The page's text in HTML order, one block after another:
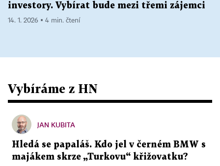
investory. Vybírat bude mezi třemi zájemci
14. 1. 2026 ▪ 4 min. čtení
Vybíráme z HN
JAN KUBITA
Hledá se papaláš. Kdo jel v černém BMW s
majákem skrze „Turkovu“ křižovatku?